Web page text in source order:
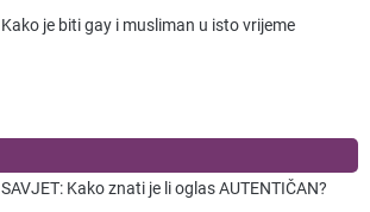
Kako je biti gay i musliman u isto vrijeme
SAVJET: Kako znati je li oglas AUTENTIČAN?